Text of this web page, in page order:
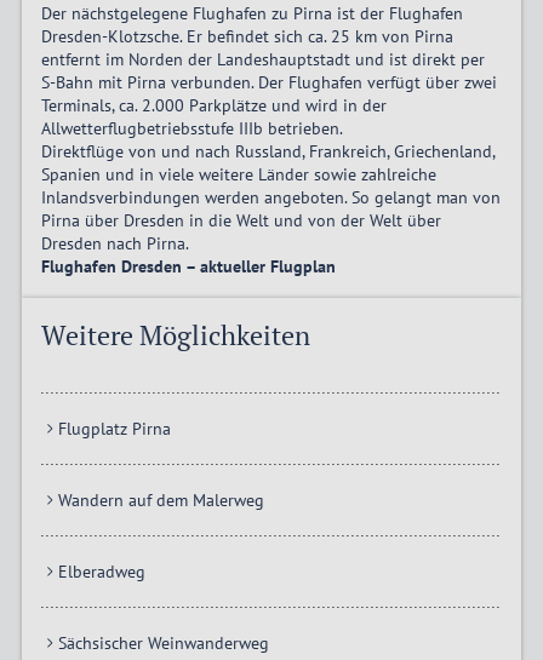
Der nächstgelegene Flughafen zu Pirna ist der Flughafen
Dresden-Klotzsche. Er befindet sich ca. 25 km von Pirna
entfernt im Norden der Landeshauptstadt und ist direkt per
S-Bahn mit Pirna verbunden. Der Flughafen verfügt über zwei
Terminals, ca. 2.000 Parkplätze und wird in der
Allwetterflugbetriebsstufe IIIb betrieben.
Direktflüge von und nach Russland, Frankreich, Griechenland,
Spanien und in viele weitere Länder sowie zahlreiche
Inlandsverbindungen werden angeboten. So gelangt man von
Pirna über Dresden in die Welt und von der Welt über
Dresden nach Pirna.
Flughafen Dresden – aktueller Flugplan
Weitere Möglichkeiten
Flugplatz Pirna
Wandern auf dem Malerweg
Elberadweg
Sächsischer Weinwanderweg